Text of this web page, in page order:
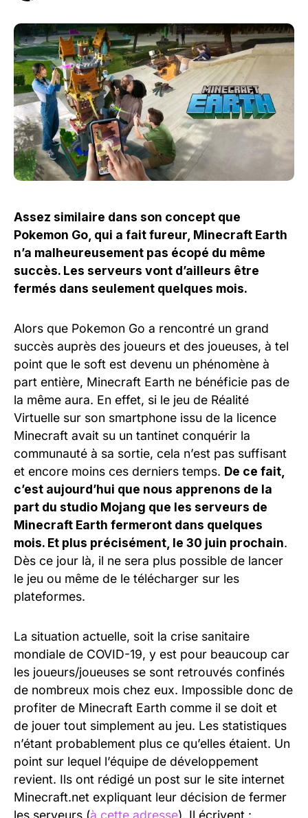
Assez similaire dans son concept que
Pokemon Go, qui a fait fureur, Minecraft Earth
n’a malheureusement pas écopé du même
succès. Les serveurs vont d’ailleurs être
fermés dans seulement quelques mois.
Alors que Pokemon Go a rencontré un grand
succès auprès des joueurs et des joueuses, à tel
point que le soft est devenu un phénomène à
part entière, Minecraft Earth ne bénéficie pas de
la même aura. En effet, si le jeu de Réalité
Virtuelle sur son smartphone issu de la licence
Minecraft avait su un tantinet conquérir la
communauté à sa sortie, cela n’est pas suffisant
et encore moins ces derniers temps. De ce fait,
c’est aujourd’hui que nous apprenons de la
part du studio Mojang que les serveurs de
Minecraft Earth fermeront dans quelques
mois. Et plus précisément, le 30 juin prochain.
Dès ce jour là, il ne sera plus possible de lancer
le jeu ou même de le télécharger sur les
plateformes.
La situation actuelle, soit la crise sanitaire
mondiale de COVID-19, y est pour beaucoup car
les joueurs/joueuses se sont retrouvés confinés
de nombreux mois chez eux. Impossible donc de
profiter de Minecraft Earth comme il se doit et
de jouer tout simplement au jeu. Les statistiques
n’étant probablement plus ce qu’elles étaient. Un
point sur lequel l’équipe de développement
revient. Ils ont rédigé un post sur le site internet
Minecraft.net expliquant leur décision de fermer
les serveurs (à cette adresse). Il écrivent :